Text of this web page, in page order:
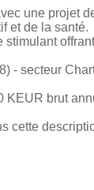
une projet
et de la santé.
stimulant
- secteur
KEUR brut
cette